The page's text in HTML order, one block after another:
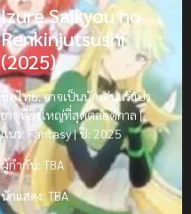
Izure Saikyou no
Renkinjutsushi
(2025)
ชื่อไทย:อาจเป็นนักเล่นแร่แปร
ธาตุที่ยิ่งใหญ่ที่สุดตลอดกาล |
แนว:Fantasy |ปี: 2025
ผู้กำกับ: TBA
นักแสดง: TBA